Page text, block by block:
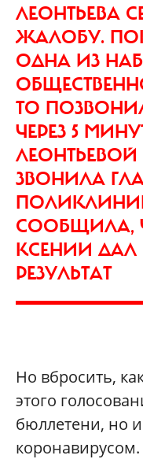
ЛЕОНТЬЕВА
ЖАЛОБУ.
ОДНА ИЗ
ТО
ЧЕРЕЗ 5
ЗВОНИЛА
СООБЩИЛА,
КСЕНИИ
РЕЗУЛЬТАТ
Но вбросить,
этого
бюллетени, но